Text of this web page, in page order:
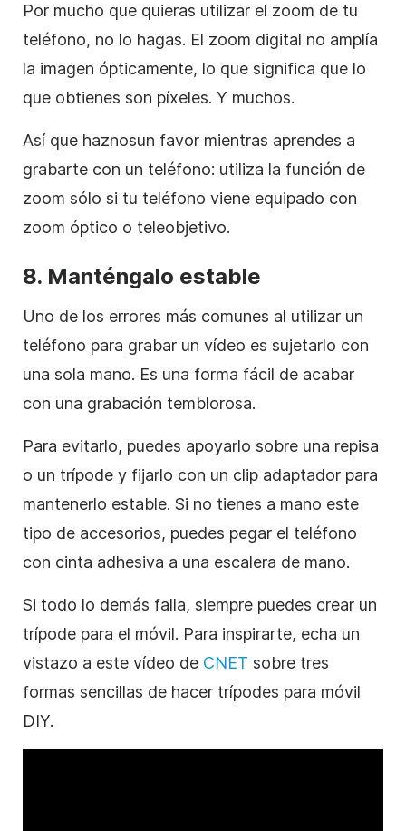
Por mucho que quieras utilizar el zoom de tu
teléfono, no lo hagas. El zoom digital no amplía
la imagen ópticamente, lo que significa que lo
que obtienes son píxeles. Y muchos.
Así que haznosun favor mientras aprendes a
grabarte con un teléfono: utiliza la función de
zoom sólo si tu teléfono viene equipado con
zoom óptico o teleobjetivo.
8. Manténgalo estable
Uno de los errores más comunes al utilizar un
teléfono para grabar un vídeo es sujetarlo con
una sola mano. Es una forma fácil de acabar
con una grabación temblorosa.
Para evitarlo, puedes apoyarlo sobre una repisa
o un trípode y fijarlo con un clip adaptador para
mantenerlo estable. Si no tienes a mano este
tipo de accesorios, puedes pegar el teléfono
con cinta adhesiva a una escalera de mano.
Si todo lo demás falla, siempre puedes crear un
trípode para el móvil. Para inspirarte, echa un
vistazo a este vídeo de CNET sobre tres
formas sencillas de hacer trípodes para móvil
DIY.